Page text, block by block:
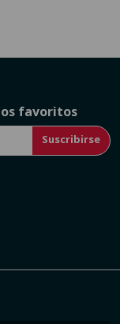
favoritos
Suscribirse